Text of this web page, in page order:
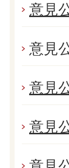
意見
意見
意見
意見